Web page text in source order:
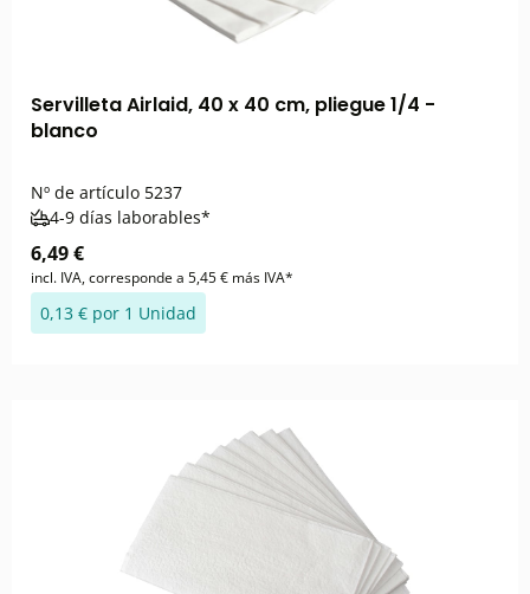
Servilleta Airlaid, 40 x 40 cm, pliegue 1/4 -
blanco
Nº de artículo 5237
4-9 días laborables*
6,49 €
incl. IVA, corresponde a 5,45 € más IVA*
0,13 € por 1 Unidad